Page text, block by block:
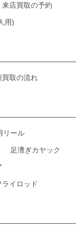
来店買取の予約
用)
買取の流れ
リール
足漕ぎカヤック
ライロッド